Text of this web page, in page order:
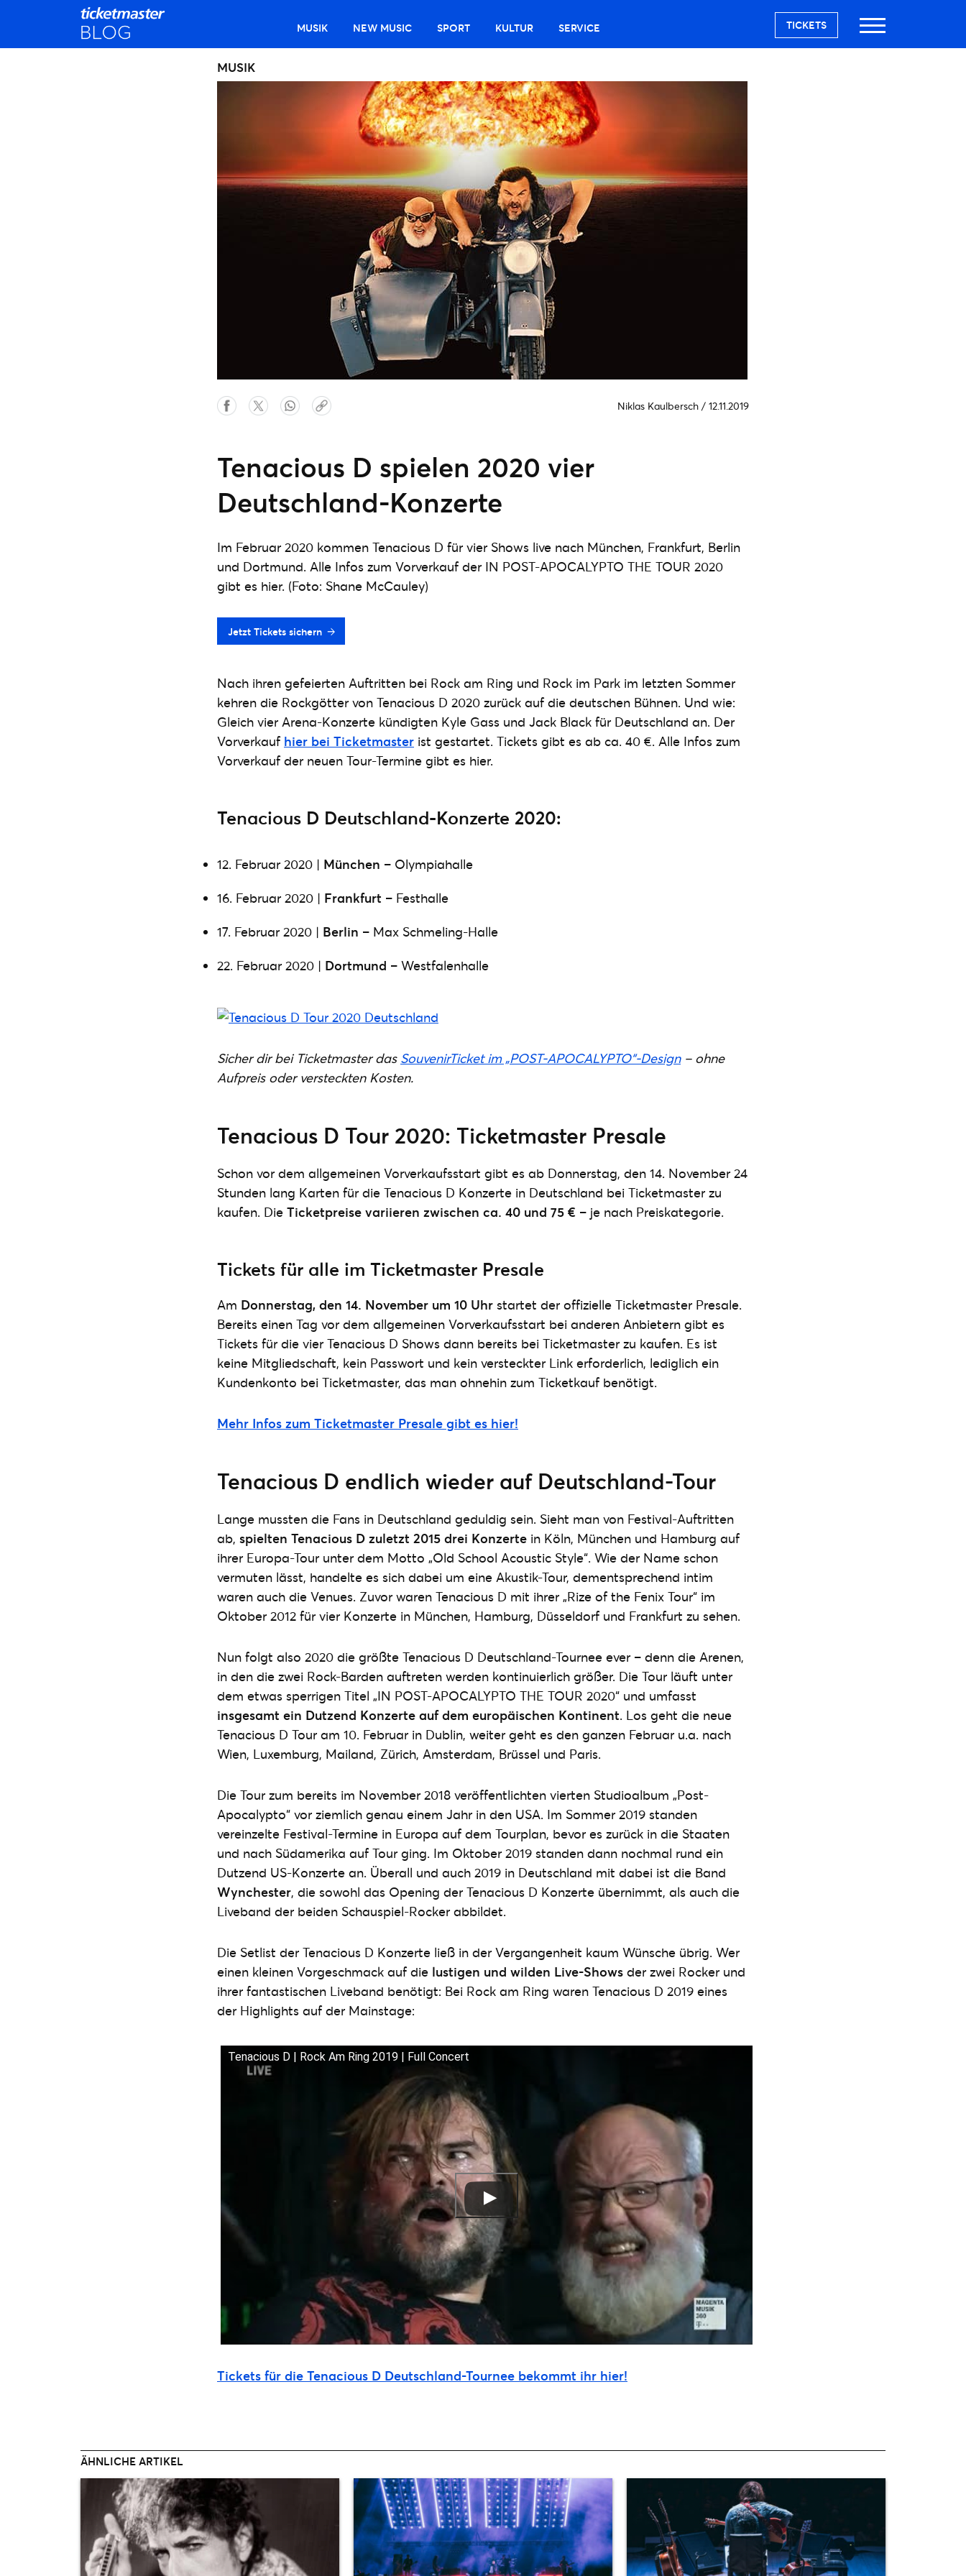
MUSIK NEW MUSIC SPORT KULTUR SERVICE TICKETS
MUSIK
Niklas Kaulbersch / 12.11.2019
Tenacious D spielen 2020 vier
Deutschland-Konzerte
Im Februar 2020 kommen Tenacious D für vier Shows live nach München, Frankfurt, Berlin
und Dortmund. Alle Infos zum Vorverkauf der IN POST-APOCALYPTO THE TOUR 2020
gibt es hier. (Foto: Shane McCauley)
Jetzt Tickets sichern
Nach ihren gefeierten Auftritten bei Rock am Ring und Rock im Park im letzten Sommer
kehren die Rockgötter von Tenacious D 2020 zurück auf die deutschen Bühnen. Und wie:
Gleich vier Arena-Konzerte kündigten Kyle Gass und Jack Black für Deutschland an. Der
Vorverkauf hier bei Ticketmaster ist gestartet. Tickets gibt es ab ca. 40 €. Alle Infos zum
Vorverkauf der neuen Tour-Termine gibt es hier.
Tenacious D Deutschland-Konzerte 2020:
12. Februar 2020 | München – Olympiahalle
16. Februar 2020 | Frankfurt – Festhalle
17. Februar 2020 | Berlin – Max Schmeling-Halle
22. Februar 2020 | Dortmund – Westfalenhalle
Sicher dir bei Ticketmaster das SouvenirTicket im „POST-APOCALYPTO“-Design– ohne
Aufpreis oder versteckten Kosten.
Tenacious D Tour 2020: Ticketmaster Presale
Schon vor dem allgemeinen Vorverkaufsstart gibt es ab Donnerstag, den 14. November 24
Stunden lang Karten für die Tenacious D Konzerte in Deutschland bei Ticketmaster zu
kaufen. Die Ticketpreise variieren zwischen ca. 40 und 75 € – je nach Preiskategorie.
Tickets für alle im Ticketmaster Presale
Am Donnerstag, den 14. November um 10 Uhr startet der offizielle Ticketmaster Presale.
Bereits einen Tag vor dem allgemeinen Vorverkaufsstart bei anderen Anbietern gibt es
Tickets für die vier Tenacious D Shows dann bereits bei Ticketmaster zu kaufen. Es ist
keine Mitgliedschaft, kein Passwort und kein versteckter Link erforderlich, lediglich ein
Kundenkonto bei Ticketmaster, das man ohnehin zum Ticketkauf benötigt.
Mehr Infos zum Ticketmaster Presale gibt es hier!
Tenacious D endlich wieder auf Deutschland-Tour
Lange mussten die Fans in Deutschland geduldig sein. Sieht man von Festival-Auftritten
ab, spielten Tenacious D zuletzt 2015 drei Konzerte in Köln, München und Hamburg auf
ihrer Europa-Tour unter dem Motto „Old School Acoustic Style“. Wie der Name schon
vermuten lässt, handelte es sich dabei um eine Akustik-Tour, dementsprechend intim
waren auch die Venues. Zuvor waren Tenacious D mit ihrer „Rize of the Fenix Tour“ im
Oktober 2012 für vier Konzerte in München, Hamburg, Düsseldorf und Frankfurt zu sehen.
Nun folgt also 2020 die größte Tenacious D Deutschland-Tournee ever – denn die Arenen,
in den die zwei Rock-Barden auftreten werden kontinuierlich größer. Die Tour läuft unter
dem etwas sperrigen Titel „IN POST-APOCALYPTO THE TOUR 2020“ und umfasst
insgesamt ein Dutzend Konzerte auf dem europäischen Kontinent. Los geht die neue
Tenacious D Tour am 10. Februar in Dublin, weiter geht es den ganzen Februar u.a. nach
Wien, Luxemburg, Mailand, Zürich, Amsterdam, Brüssel und Paris.
Die Tour zum bereits im November 2018 veröffentlichten vierten Studioalbum „Post-
Apocalypto“ vor ziemlich genau einem Jahr in den USA. Im Sommer 2019 standen
vereinzelte Festival-Termine in Europa auf dem Tourplan, bevor es zurück in die Staaten
und nach Südamerika auf Tour ging. Im Oktober 2019 standen dann nochmal rund ein
Dutzend US-Konzerte an. Überall und auch 2019 in Deutschland mit dabei ist die Band
Wynchester, die sowohl das Opening der Tenacious D Konzerte übernimmt, als auch die
Liveband der beiden Schauspiel-Rocker abbildet.
Die Setlist der Tenacious D Konzerte ließ in der Vergangenheit kaum Wünsche übrig. Wer
einen kleinen Vorgeschmack auf die lustigen und wilden Live-Shows der zwei Rocker und
ihrer fantastischen Liveband benötigt: Bei Rock am Ring waren Tenacious D 2019 eines
der Highlights auf der Mainstage:
Tenacious D | Rock Am Ring 2019 | Full Concert
Tickets für die Tenacious D Deutschland-Tournee bekommt ihr hier!
ÄHNLICHE ARTIKEL